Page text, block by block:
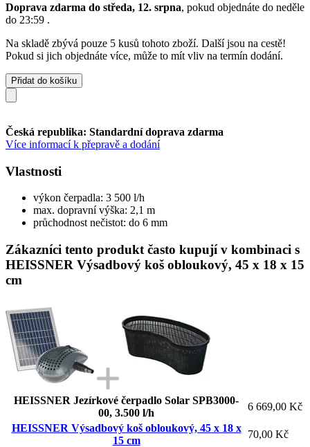
Doprava zdarma do středa, 12. srpna, pokud objednáte do neděle
do 23:59 .
Na skladě zbývá pouze 5 kusů tohoto zboží. Další jsou na cestě!
Pokud si jich objednáte více, může to mít vliv na termín dodání.
Přidat do košíku
Česká republika: Standardní doprava zdarma
Více informací k přepravě a dodání
Vlastnosti
výkon čerpadla: 3 500 l/h
max. dopravní výška: 2,1 m
průchodnost nečistot: do 6 mm
Zákazníci tento produkt často kupují v kombinaci s
HEISSNER Výsadbový koš obloukový, 45 x 18 x 15
cm
HEISSNER Jezírkové čerpadlo Solar SPB3000-
00, 3.500 l/h
6 669,00 Kč
HEISSNER Výsadbový koš obloukový, 45 x 18 x
15 cm
70,00 Kč